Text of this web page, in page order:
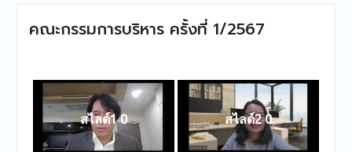
คณะกรรมการบริหาร ครั้งที่ 1/2567
สไลด์1 0 สไลด์2 0